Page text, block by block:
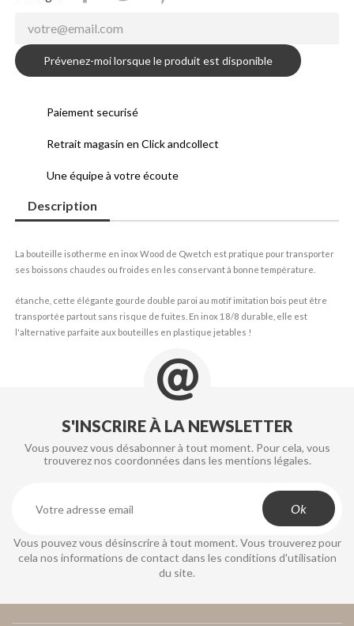
Prévenez-moi lorsque le produit est disponible
Paiement securisé
Retrait magasin en Click andcollect
Une équipe à votre écoute
Description
La bouteille isotherme en inox Wood de Qwetch est pratique pour transporter
ses boissons chaudes ou froides en les conservant à bonne température.
étanche, cette élégante gourde double paroi au motif imitation bois peut être
transportée partout sans risque de fuites. En inox 18/8 durable, elle est
l'alternative parfaite aux bouteilles en plastique jetables !
S'INSCRIRE À LA NEWSLETTER
Vous pouvez vous désabonner à tout moment. Pour cela, vous
trouverez nos coordonnées dans les mentions légales.
Vous pouvez vous désinscrire à tout moment. Vous trouverez pour
cela nos informations de contact dans les conditions d'utilisation
du site.